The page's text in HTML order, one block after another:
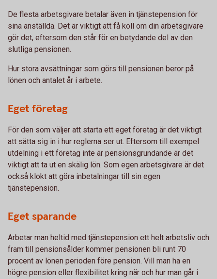
De flesta arbetsgivare betalar även in tjänstepension för
sina anställda. Det är viktigt att få koll om din arbetsgivare
gör det, eftersom den står för en betydande del av den
slutliga pensionen.
Hur stora avsättningar som görs till pensionen beror på
lönen och antalet år i arbete.
Eget företag
För den som väljer att starta ett eget företag är det viktigt
att sätta sig in i hur reglerna ser ut. Eftersom till exempel
utdelning i ett företag inte är pensionsgrundande är det
viktigt att ta ut en skälig lön. Som egen arbetsgivare är det
också klokt att göra inbetalningar till sin egen
tjänstepension.
Eget sparande
Arbetar man heltid med tjänstepension ett helt arbetsliv och
fram till pensionsålder kommer pensionen bli runt 70
procent av lönen perioden före pension. Vill man ha en
högre pension eller flexibilitet kring när och hur man går i